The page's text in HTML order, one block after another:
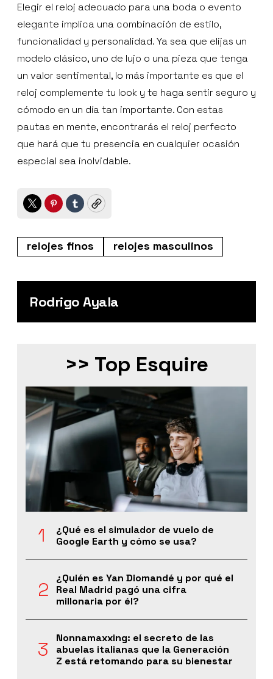
Elegir el reloj adecuado para una boda o evento
elegante implica una combinación de estilo,
funcionalidad y personalidad. Ya sea que elijas un
modelo clásico, uno de lujo o una pieza que tenga
un valor sentimental, lo más importante es que el
reloj complemente tu look y te haga sentir seguro y
cómodo en un día tan importante. Con estas
pautas en mente, encontrarás el reloj perfecto
que hará que tu presencia en cualquier ocasión
especial sea inolvidable.
TwitterPinterest
TumblrCopy
relojes finos relojes masculinos
Rodrigo Ayala
>> Top Esquire
¿Qué es el simulador de vuelo de
Google Earth y cómo se usa?
¿Quién es Yan Diomandé y por qué el
Real Madrid pagó una cifra
millonaria por él?
Nonnamaxxing: el secreto de las
abuelas italianas que la Generación
Z está retomando para su bienestar